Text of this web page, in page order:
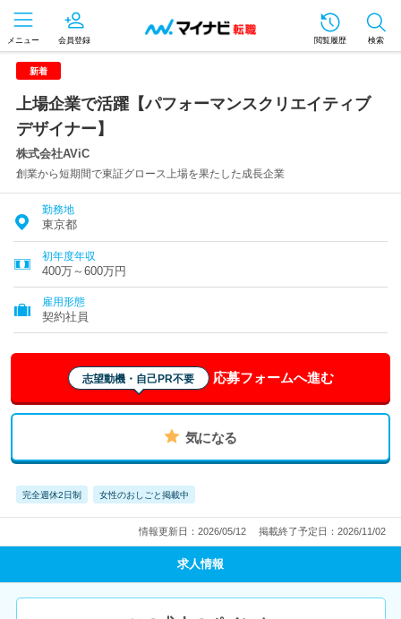
メニュー 会員登録 閲覧履歴 検索
新着
上場企業で活躍【パフォーマンスクリエイティブ
デザイナー】
株式会社AViC
創業から短期間で東証グロース上場を果たした成長企業
勤務地
東京都
初年度年収
400万～600万円
雇用形態
契約社員
志望動機・自己PR不要 応募フォームへ進む
気になる
完全週休2日制 女性のおしごと掲載中
情報更新日：2026/05/12 掲載終了予定日：2026/11/02
求人情報